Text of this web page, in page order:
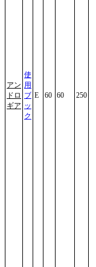
アン
ドロ
ギア
使
用
ブ
ッ
ク
E 60 60 250